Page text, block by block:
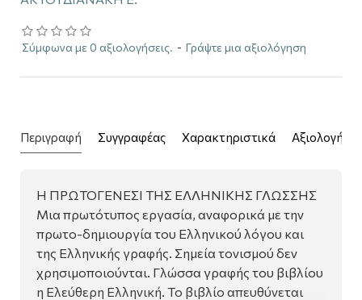
Σύμφωνα με 0 αξιολογήσεις. - Γράψτε μια αξιολόγηση
Περιγραφή Συγγραφέας Χαρακτηριστικά
Η ΠΡΩΤΟΓΕΝΕΣΙ ΤΗΣ ΕΛΛΗΝΙΚΗΣ ΓΛΩΣΣΗΣ
Μια πρωτότυπος εργασία, αναφορικά με την
πρωτο-δημιουργία του Ελληνικού λόγου και
της Ελληνικής γραφής. Σημεία τονισμού δεν
χρησιμοποιούνται. Γλώσσα γραφής του βιβλίου
η Ελεύθερη Ελληνική. Το βιβλίο απευθύνεται